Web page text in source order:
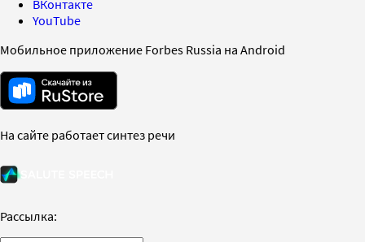
ВКонтакте
YouTube
Мобильное приложение Forbes Russia на Android
На сайте работает синтез речи
Рассылка: